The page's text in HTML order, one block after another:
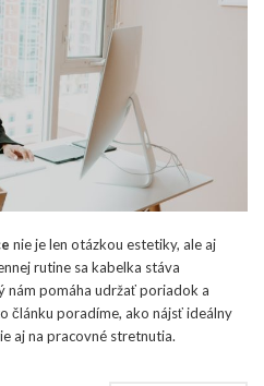
nie je len otázkou estetiky, ale aj
rutine sa kabelka stáva
pomáha udržať poriadok a
článku poradíme, ako nájsť ideálny
aj na pracovné stretnutia.